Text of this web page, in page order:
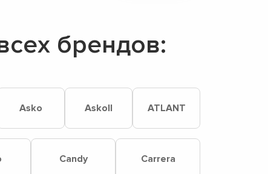
брендов:
Asko Askoll ATLANT
Candy Carrera